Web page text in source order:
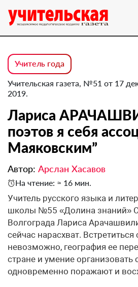
Учитель года
Учительская газета, №51 от 17
2019.
Лариса
поэтов я себя
Маяковским”
Автор: Арслан Хасавов
На чтение: ≈ 16 мин.
Учитель русского языка и
школы №55 «Долина знаний»
Волгограда Лариса
сейчас нарасхват. Встретиться
невозможно, география ее
стране и умение организовать
одновременно поражают и